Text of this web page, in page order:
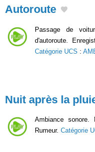
Autoroute
Passage de
d'autoroute.
Catégorie UCS :
Nuit après la
Ambiance
Rumeur. Catégorie